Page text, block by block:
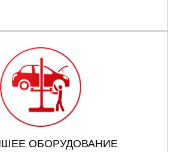
ОБОРУДОВАНИЕ